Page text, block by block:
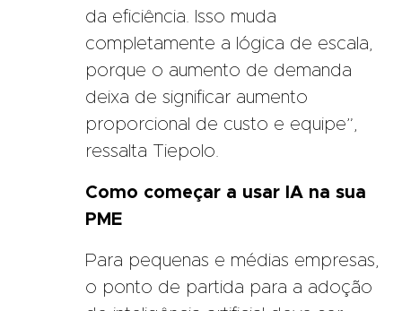
da eficiência. Isso muda
completamente a lógica de escala,
porque o aumento de demanda
deixa de significar aumento
proporcional de custo e equipe”,
ressalta Tiepolo.
Como começar a usar IA na sua
PME
Para pequenas e médias empresas,
o ponto de partida para a adoção